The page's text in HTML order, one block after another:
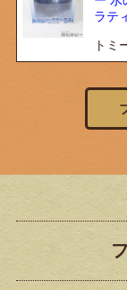
ラテ
トミ